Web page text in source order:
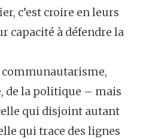
c’est croire en leurs
capacité à défendre la
communautarisme,
de la politique – mais
qui disjoint autant
qui trace des lignes